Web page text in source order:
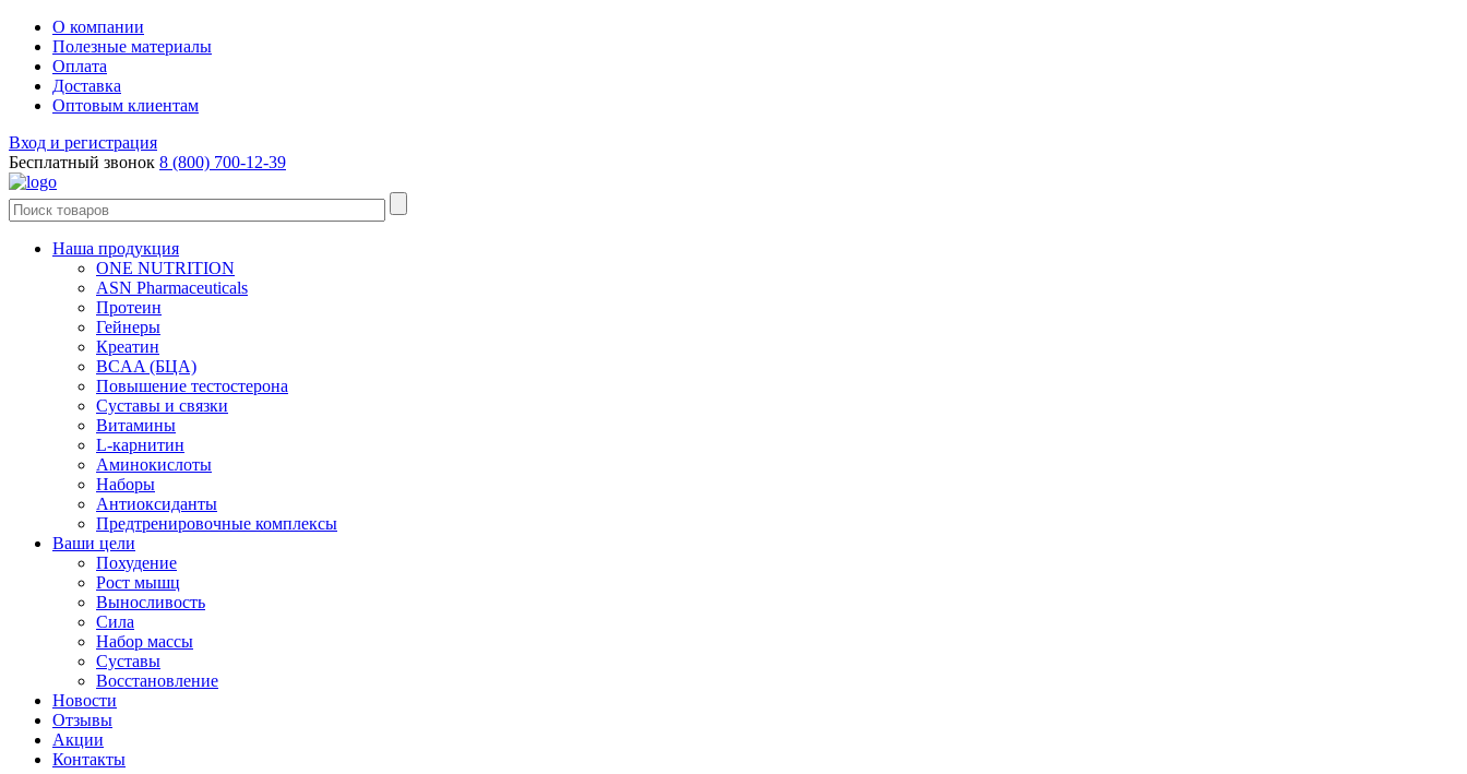
О компании
Полезные материалы
Оплата
Доставка
Оптовым клиентам
Вход и регистрация
Бесплатный звонок 8 (800) 700-12-39
Наша продукция
ONE NUTRITION
ASN Pharmaceuticals
Протеин
Гейнеры
Креатин
BCAA (БЦА)
Повышение тестостерона
Суставы и связки
Витамины
L-карнитин
Аминокислоты
Наборы
Антиоксиданты
Предтренировочные комплексы
Ваши цели
Похудение
Рост мышц
Выносливость
Сила
Набор массы
Суставы
Восстановление
Новости
Отзывы
Акции
Контакты